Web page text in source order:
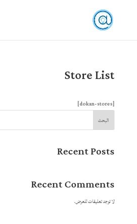
Store List
[dokan-stores]
البحث
Recent Posts
Recent Comments
لا توجد تعليقات للعرض.